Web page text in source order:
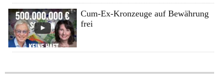
Cum-Ex-Kronzeuge auf Bewährung
frei